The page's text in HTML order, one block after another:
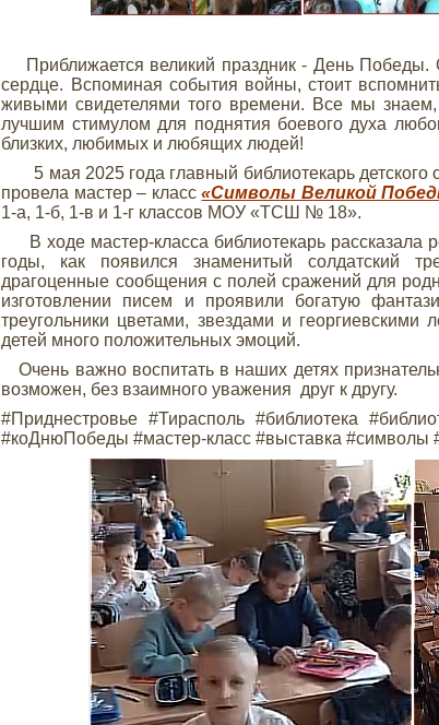
Приближается великий праздник - День Победы.
сердце. Вспоминая события войны, стоит
живыми свидетелями того времени. Все мы
лучшим стимулом для поднятия боевого духа
близких, любимых и любящих людей!
5 мая 2025 года главный библиотекарь
провела мастер – класс«Символы Великой
1-а, 1-б, 1-в и 1-г классов МОУ «ТСШ № 18».
В ходе мастер-класса библиотекарь рассказала
годы, как появился знаменитый солдатский
драгоценные сообщения с полей сражений для
изготовлении писем и проявили богатую
треугольники цветами, звездами и
детей много положительных эмоций.
Очень важно воспитать в наших детях
возможен, без взаимного уважения друг к другу.
#Приднестровье #Тирасполь #библиотека
#коДнюПобеды #мастер-класс #выставка #символы